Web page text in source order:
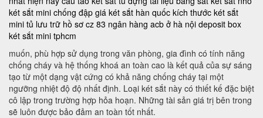
két sắt mini chống đập giá két sắt hàn quốc kích thước két sắt
mini tủ lưu trữ hồ sơ cz 83 ngân hàng acb ở hà nội deposit box
két sắt mini tphcm
muốn, phù hợp sử dụng trong văn phòng, gia đình có tính năng
chống cháy và hệ thống khoá an toàn cao là kết quả của sự sáng
tạo từ một dạng vật cứng có khả năng chống cháy tại một
ngưỡng nhiệt độ độ nhất định. Loại két sắt này có thiết kế đặc biệt
cô lập trong trường hợp hỏa hoạn. Những tài sản giá trị bên trong
sẽ luôn được bảo đảm an toàn tốt nhất.